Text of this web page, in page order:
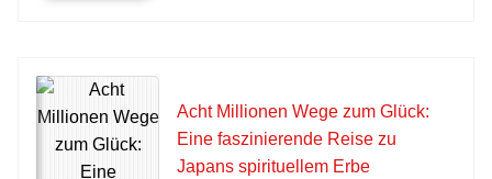
Acht Millionen Wege zum Glück:
Eine faszinierende Reise zu
Japans spirituellem Erbe